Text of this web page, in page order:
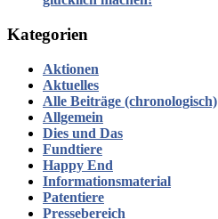
Kategorien
Aktionen
Aktuelles
Alle Beiträge (chronologisch)
Allgemein
Dies und Das
Fundtiere
Happy End
Informationsmaterial
Patentiere
Pressebereich